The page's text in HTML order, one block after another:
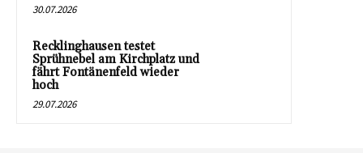
30.07.2026
Recklinghausen testet
Sprühnebel am Kirchplatz und
fährt Fontänenfeld wieder
hoch
29.07.2026